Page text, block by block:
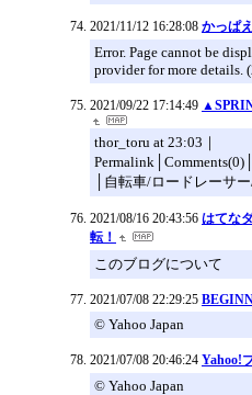
2021/11/12 16:28:08 かっぱ
Error. Page cannot be
provider for more details.
2021/09/22 17:14:49
thor_toru at 23:03｜
│自転車/ロードレーサ
2021/08/16 20:43:56 はてな
転！
このブログについて
2021/07/08 22:29:25
© Yahoo Japan
2021/07/08 20:46:24 Yahoo!
© Yahoo Japan